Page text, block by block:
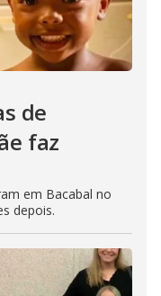
de
faz
em Bacabal no
depois.